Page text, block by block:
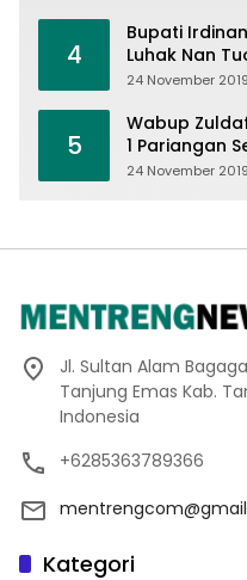
4
Bupati
Luhak Nan
Offroad 2019
24 November 2019
5
Wabup
1 Pariangan
24 November 2019
Jl. Sultan Alam
Tanjung Emas Kab.
Indonesia
+6285363789366
Kategori